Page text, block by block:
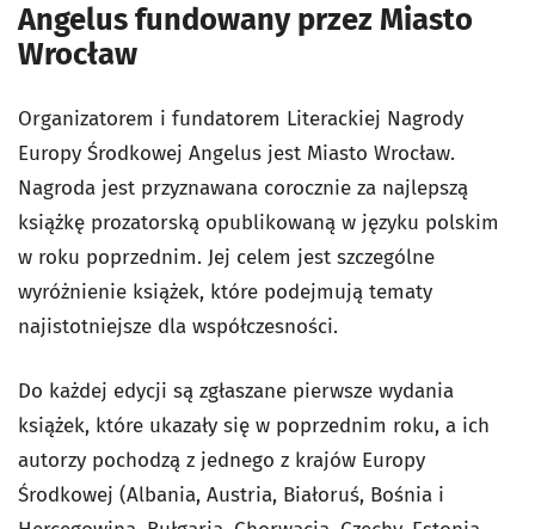
Angelus fundowany przez Miasto
Wrocław
Organizatorem i fundatorem Literackiej Nagrody
Europy Środkowej Angelus jest Miasto Wrocław.
Nagroda jest przyznawana corocznie za najlepszą
książkę prozatorską opublikowaną w języku polskim
w roku poprzednim. Jej celem jest szczególne
wyróżnienie książek, które podejmują tematy
najistotniejsze dla współczesności.
Do każdej edycji są zgłaszane pierwsze wydania
książek, które ukazały się w poprzednim roku, a ich
autorzy pochodzą z jednego z krajów Europy
Środkowej (Albania, Austria, Białoruś, Bośnia i